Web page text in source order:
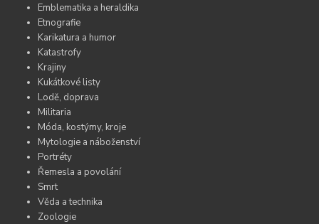
Emblematika a heraldika
Etnografie
Karikatura a humor
Katastrofy
Krajiny
Kukátkové listy
Lodě, doprava
Militaria
Móda, kostýmy, kroje
Mytologie a náboženství
Portréty
Řemesla a povolání
Smrt
Věda a technika
Zoologie